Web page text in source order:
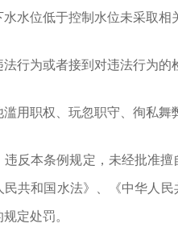
水水位低于控制水位未采取相
法行为或者接到对违法行为
滥用职权、玩忽职守、徇私舞
反本条例规定，未经批准擅
民共和国水法》、《中华人
定处罚。